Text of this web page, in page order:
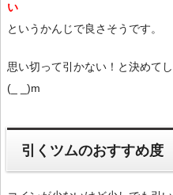
い
というかんじで良さそうです。
思い切って引かない！と決めて
(_ _)m
引くツムのおすすめ度